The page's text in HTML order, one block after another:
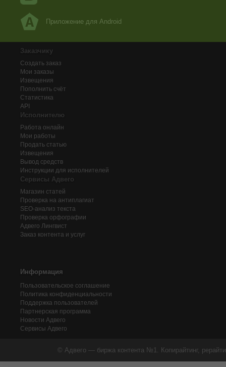
Приложение для Android
Заказчику
Создать заказ
Мои заказы
Извещения
Пополнить счёт
Статистика
API
Исполнителю
Работа онлайн
Мои работы
Продать статью
Извещения
Вывод средств
Инструкции для исполнителей
Сервисы Адвего
Магазин статей
Проверка на антиплагиат
SEO-анализ текста
Проверка орфографии
Адвего Лингвист
Заказ контента и услуг
Информация
Пользовательское соглашение
Политика конфиденциальности
Поддержка пользователей
Партнерская программа
Новости Адвего
Сервисы Адвего
© Адвего — биржа контента №1. Копирайтинг,